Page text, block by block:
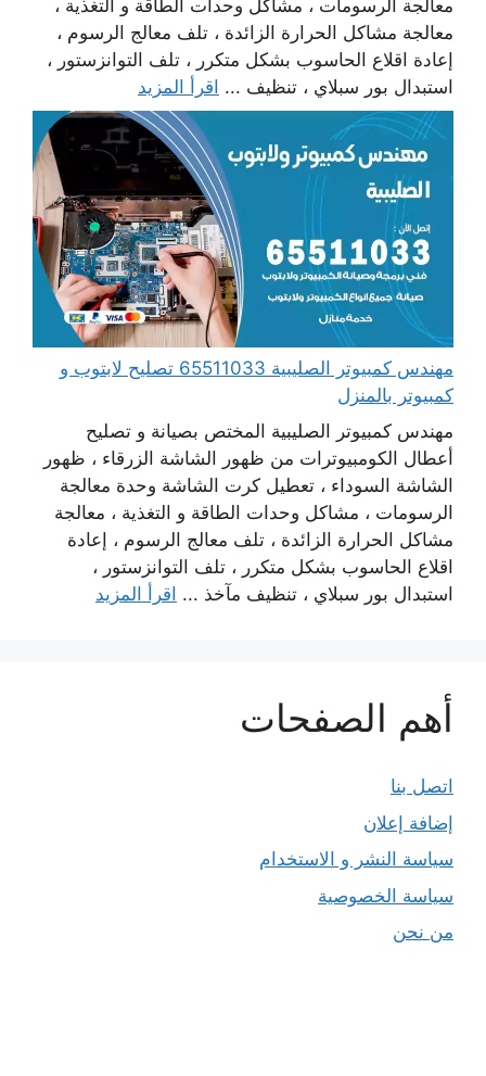
معالجة الرسومات ، مشاكل وحدات الطاقة و التغذية ،
معالجة مشاكل الحرارة الزائدة ، تلف معالج الرسوم ،
إعادة اقلاع الحاسوب بشكل متكرر ، تلف التوانزستور ،
استبدال بور سبلاي ، تنظيف ... اقرأ المزيد
مهندس كمبيوتر الصليبية 65511033 تصليح لابتوب و
كمبيوتر بالمنزل
مهندس كمبيوتر الصليبية المختص بصيانة و تصليح
أعطال الكومبيوترات من ظهور الشاشة الزرقاء ، ظهور
الشاشة السوداء ، تعطيل كرت الشاشة وحدة معالجة
الرسومات ، مشاكل وحدات الطاقة و التغذية ، معالجة
مشاكل الحرارة الزائدة ، تلف معالج الرسوم ، إعادة
اقلاع الحاسوب بشكل متكرر ، تلف التوانزستور ،
استبدال بور سبلاي ، تنظيف مآخذ ... اقرأ المزيد
أهم الصفحات
اتصل بنا
إضافة إعلان
سياسة النشر و الاستخدام
سياسة الخصوصية
من نحن